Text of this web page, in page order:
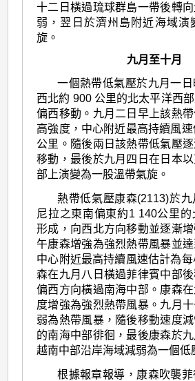
十二日橫過琉球群島一帶後轉
弱，翌日於濟州島附近海域演
旋。
九月至十月
一個熱帶低氣壓於九月一
西北約 900 公里的北太平洋西
偏西移動。九月二日早上該熱
高強度，中心附近最高持續風
公里。隨後兩日該熱帶低氣壓
移動，最後於九月四日在日本
部上演變為一股溫帶氣旋。
熱帶低氣壓康森(2113)於
尼拉之東南偏東約1 140公里的
形成，向西北方向移動並逐漸
午康森增強為強烈熱帶風暴並達
中心附近最高持續風速估計為
森在九月八日橫過菲律賓中部
偏西方向橫過南海中部。康森
度增強為強烈熱帶風暴。九月
弱為熱帶風暴，隨後移動速度
的南海中部徘徊，最後康森於
越南中部沿岸海域減弱為一個低
根據報章報導，康森吹襲